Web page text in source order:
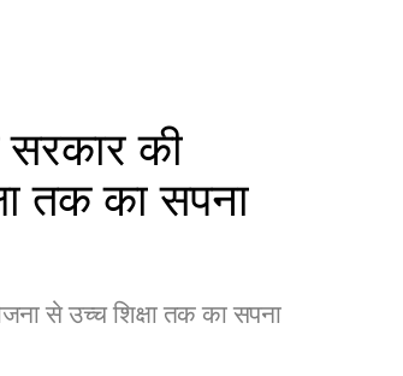
सरकार की
तक का सपना
से उच्च शिक्षा तक का सपना